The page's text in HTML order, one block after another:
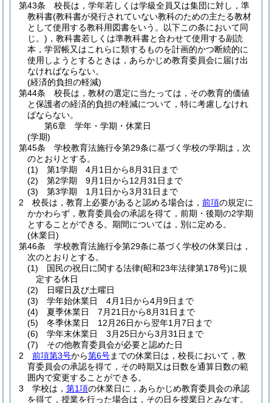
第43条
校長は，学年若しくは学級全員又は集団に対し，準
教科書(教科書が発行されていない教科のための主たる教材
として使用する教科用図書をいう。以下この条において同
じ。) ，教科書若しくは準教科書と合わせて使用する副読
本，学習帳又はこれらに類するものを計画的かつ断続的に
使用しようとするときは，あらかじめ教育委員会に届け出
なければならない。
(経済的負担の軽減)
第44条
校長は，教材の選定に当たっては，その教育的価値
と保護者の経済的負担の軽減について，特に考慮しなけれ
ばならない。
第6章
学年・学期・休業日
(学期)
第45条
学校教育法施行令第29条に基づく学校の学期は，次
のとおりとする。
(1)
第1学期 4月1日から8月31日まで
(2)
第2学期 9月1日から12月31日まで
(3)
第3学期 1月1日から3月31日まで
2
校長は，教育上必要があると認める場合は， 前項の規定に
かかわらず，教育委員会の承認を得て，前期・後期の2学期
とすることができる。 期間については，別に定める。
(休業日)
第46条
学校教育法施行令第29条に基づく学校の休業日は，
次のとおりとする。
(1)
国民の祝日に関する法律(昭和23年法律第178号)に規
定する休日
(2)
日曜日及び土曜日
(3)
学年始休業日 4月1日から4月9日まで
(4)
夏季休業日 7月21日から8月31日まで
(5)
冬季休業日 12月26日から翌年1月7日まで
(6)
学年末休業日 3月25日から3月31日まで
(7)
その他教育委員会が必要と認めた日
2
前項第3号から第6号までの休業日は，校長において，教
育委員会の承認を得て，その時期又は日数を通算日数の範
囲内で変更することができる。
3
学校は， 第1項の休業日に，あらかじめ教育委員会の承認
を得て，授業を行った場合は，その日を授業日とみなす。